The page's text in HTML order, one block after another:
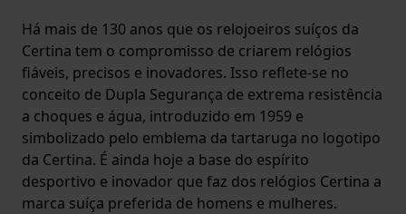
Há mais de 130 anos que os relojoeiros suíços da
Certina tem o compromisso de criarem relógios
fiáveis, precisos e inovadores. Isso reflete-se no
conceito de Dupla Segurança de extrema resistência
a choques e água, introduzido em 1959 e
simbolizado pelo emblema da tartaruga no logotipo
da Certina. É ainda hoje a base do espírito
desportivo e inovador que faz dos relógios Certina a
marca suíça preferida de homens e mulheres.